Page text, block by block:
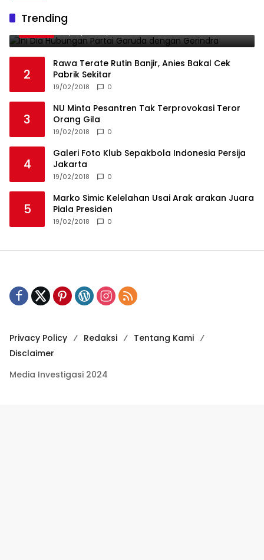
Trending
1
Gerindra
19/02/2018 0
2
Rawa Terate Rutin Banjir, Anies Bakal Cek
Pabrik Sekitar
19/02/2018 0
3
NU Minta Pesantren Tak Terprovokasi Teror
Orang Gila
19/02/2018 0
4
Galeri Foto Klub Sepakbola Indonesia Persija
Jakarta
19/02/2018 0
5
Marko Simic Kelelahan Usai Arak arakan Juara
Piala Presiden
19/02/2018 0
Privacy Policy Redaksi
Tentang Kami
Disclaimer
Media Investigasi 2024